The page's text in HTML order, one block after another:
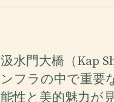
汲水門大橋（Kap
ンフラの中で重要
能性と美的魅力が